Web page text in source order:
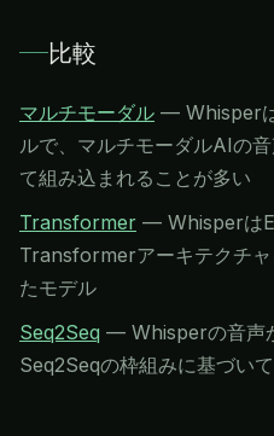
比較
マルチモーダル — Whisper
ルで、マルチモーダルAIの
て組み込まれることが多い
Transformer — Whisperは
Transformerアーキテクチ
たモデル
Seq2Seq — Whisperの音声
Seq2Seqの枠組みに基づい